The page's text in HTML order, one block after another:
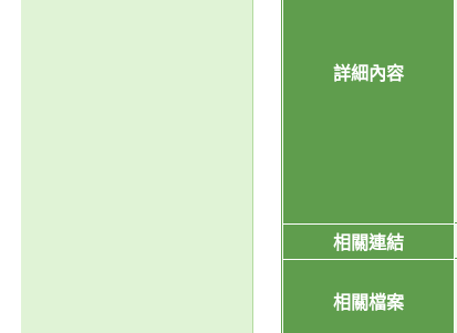
詳細內容
相關連結
相關檔案